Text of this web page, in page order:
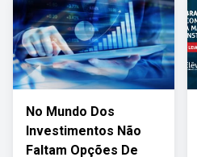
No Mundo Dos
Investimentos Não
Faltam Opções De